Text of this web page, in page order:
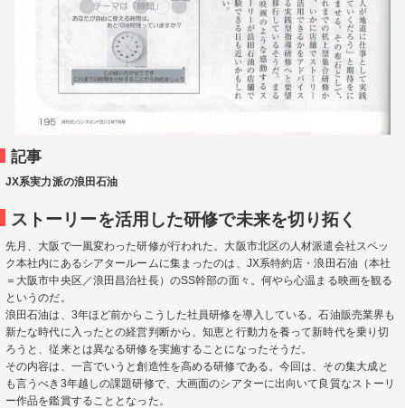
記事
JX系実力派の浪田石油
ストーリーを活用した研修で未来を切り拓く
先月、大阪で一風変わった研修が行われた。大阪市北区の人材派遣会社スペッ
ク本社内にあるシアタールームに集まったのは、JX系特約店・浪田石油（本社
＝大阪市中央区／浪田昌治社長）のSS幹部の面々。何やら心温まる映画を観る
というのだ。
浪田石油は、3年ほど前からこうした社員研修を導入している。石油販売業界も
新たな時代に入ったとの経営判断から、知恵と行動力を養って新時代を乗り切
ろうと、従来とは異なる研修を実施することになったそうだ。
その内容は、一言でいうと創造性を高める研修である。今回は、その集大成と
も言うべき3年越しの課題研修で、大画面のシアターに出向いて良質なストーリ
ー作品を鑑賞することとなった。